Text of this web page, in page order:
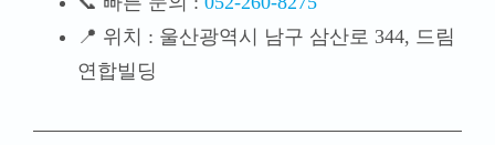
📍 위치 : 울산광역시 남구 삼산로 344, 드림
연합빌딩